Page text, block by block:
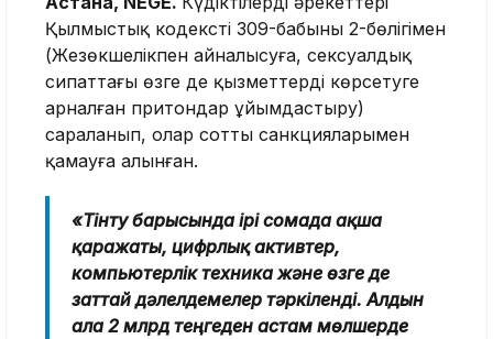
Қылмыстық кодекстің 309-бабының 2-бөлігімен
(Жезөкшелiкпен айналысуға, сексуалдық
сипаттағы өзге де қызметтерді көрсетуге
арналған притондар ұйымдастыру)
сараланып, олар соттың санкцияларымен
қамауға алынған.
«Тінту барысында ірі сомада ақша
қаражаты, цифрлық активтер,
компьютерлік техника және өзге де
заттай дәлелдемелер тәркіленді. Алдын
ала 2 млрд теңгеден астам мөлшерде